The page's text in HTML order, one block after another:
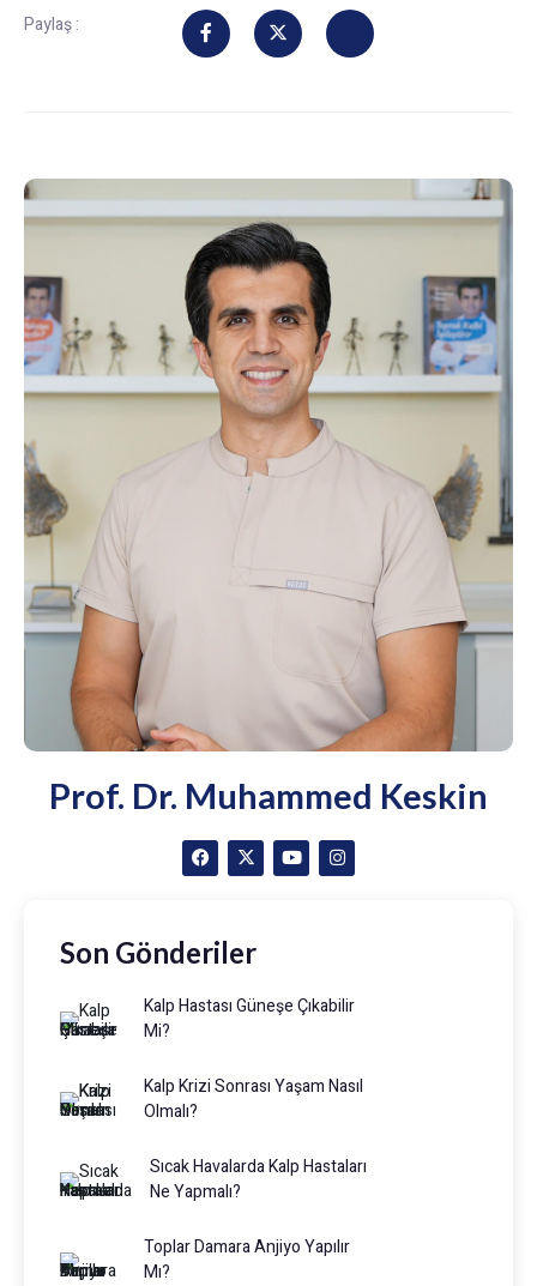
Paylaş :
Prof. Dr. Muhammed Keskin
Son Gönderiler
Kalp Hastası Güneşe Çıkabilir
Mi?
Kalp Krizi Sonrası Yaşam Nasıl
Olmalı?
Sıcak Havalarda Kalp Hastaları
Ne Yapmalı?
Toplar Damara Anjiyo Yapılır
Mı?